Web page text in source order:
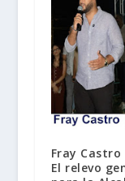
Fray
El relevo